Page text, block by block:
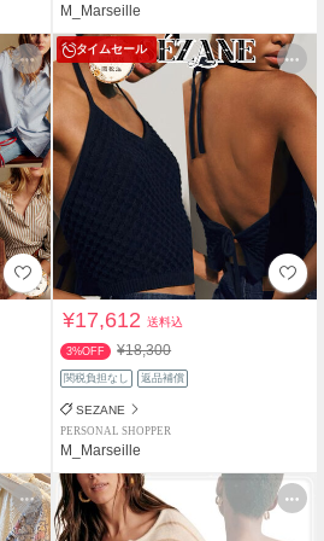
M_Marseille
タイムセール
¥17,612送料込
3%OFF ¥18,300
関税負担なし 返品補償
SEZANE
PERSONAL SHOPPER
M_Marseille